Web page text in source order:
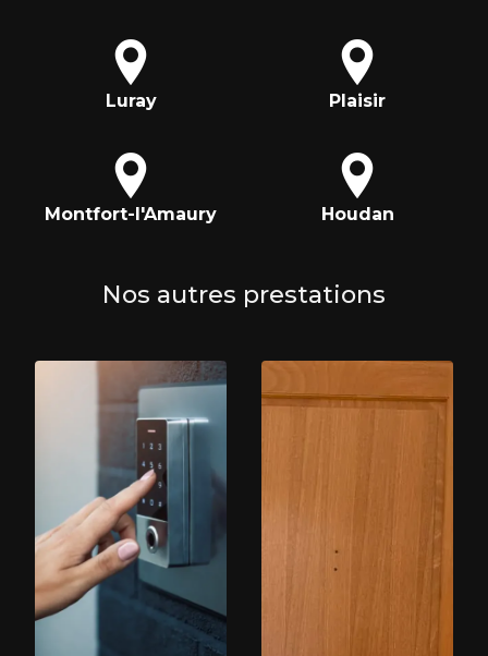
Luray Plaisir
Montfort-l'Amaury Houdan
Nos autres prestations